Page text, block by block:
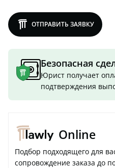
lawly ОТПРАВИТЬ ЗАЯВКУ
Безопасная
Юрист получает
подтверждения
Online
Подбор подходящего для
сопровождение заказа до